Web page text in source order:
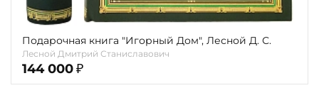
Подарочная книга "Игорный Дом", Лесной Д. С.
Лесной Дмитрий Станиславович
144 000 ₽